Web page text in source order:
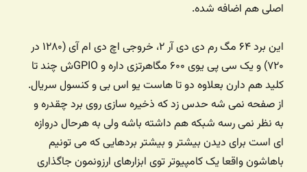
اصلی هم اضافه شده.
این برد ۶۴ مگ رم دی دی آر ۲، خروجی اچ دی ام آی (۱۲۸۰ در
۷۲۰) و یک سی پی یوی ۶۰۰ مگاهرتزی داره و GPIOش چند تا
کلید هم دارن بعلاوه دو تا هاست یو اس بی و کنسول سریال.
از صفحه نمی شه حدس زد که ذخیره سازی روی برد چقدره و
به نظر نمی رسه شبکه هم داشته باشه ولی به هرحال دروازه
ای است برای دیدن بیشتر و بیشتر بردهایی که می تونیم
باهاشون واقعا یک کامپیوتر توی ابزارهای ارزونمون جاگذاری